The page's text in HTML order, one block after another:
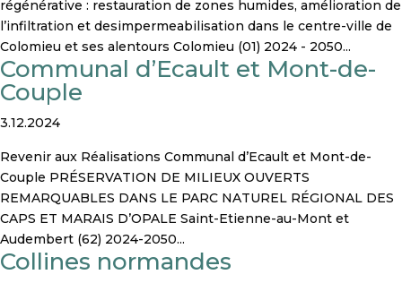
régénérative : restauration de zones humides, amélioration de
l’infiltration et desimpermeabilisation dans le centre-ville de
Colomieu et ses alentours Colomieu (01) 2024 - 2050...
Communal d’Ecault et Mont-de-
Couple
3.12.2024
Revenir aux Réalisations Communal d’Ecault et Mont-de-
Couple PRÉSERVATION DE MILIEUX OUVERTS
REMARQUABLES DANS LE PARC NATUREL RÉGIONAL DES
CAPS ET MARAIS D’OPALE Saint-Etienne-au-Mont et
Audembert (62) 2024-2050...
Collines normandes